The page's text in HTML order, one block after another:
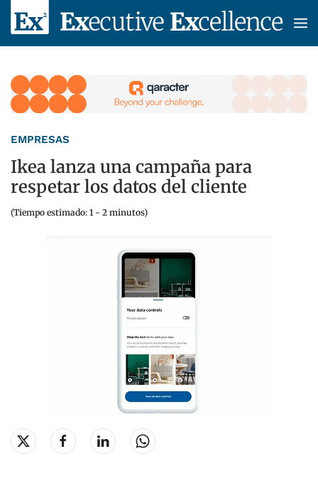
Skip to main content
EMPRESAS
Ikea lanza una campaña para
respetar los datos del cliente
(Tiempo estimado: 1 - 2 minutos)